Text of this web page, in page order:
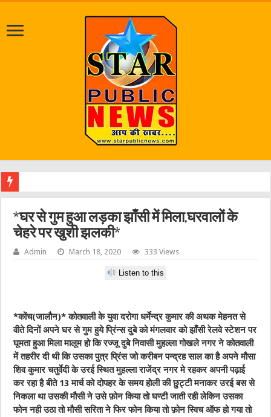
*घर से गुम हुआ लड़का झाँसी में मिला,घरवालों के
चेहरे पर खुशी झलकी*
Admin March 18, 2020 333 Views
Listen to this
*कोंच(जालौन)* कोतवाली के युवा दरोगा धर्मेन्द्र कुमार की अथक मेहनत से
वीते दिनों अपने घर से गुम हुये प्रिंन्स दुबे को मंगलवार को झाँसी रेलवे स्टेशन पर
घूमता हुआ मिला मालूम हो कि रज्जू दुबे निवासी मुहल्ला गोखले नगर ने कोतवाली
में तहरीर दी थी कि उसका पुत्र प्रिंस जो करीबन पन्द्रह साल का है अपने मौसा
शिव कुमार चतुर्वेदी के उरई स्थित मुहल्ला राजेंद्र नगर मे रहकर अपनी पढ़ाई
कर रहा है बीते 13 मार्च को दोपहर के समय होली की छुट्टी मनाकर उरई बस से
निकला था उसकी मौसी ने उसे फ़ोन किया तो घण्टी जाती रही लेकिन उसका
फोन नही उठा तो मौसी सरिता ने फिर फोन किया तो फ़ोन स्विच ऑफ हो गया तो